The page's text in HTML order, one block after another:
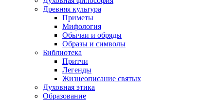
Древняя культура
Приметы
Мифология
Обычаи и обряды
Образы и символы
Библиотека
Притчи
Легенды
Жизнеописание святых
Духовная этика
Образование